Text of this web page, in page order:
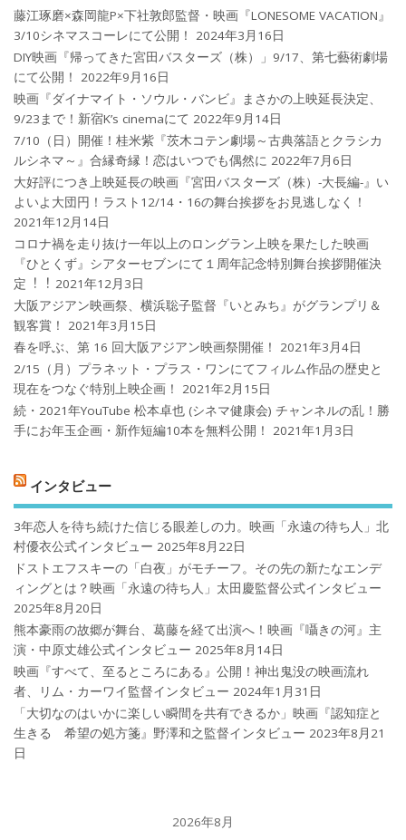
藤江琢磨×森岡龍P×下社敦郎監督・映画『LONESOME VACATION』
3/10シネマスコーレにて公開！
2024年3月16日
DIY映画『帰ってきた宮田バスターズ（株）」9/17、第七藝術劇場
にて公開！
2022年9月16日
映画『ダイナマイト・ソウル・バンビ』まさかの上映延長決定、
9/23まで！新宿K’s cinemaにて 2022年9月14日
7/10（日）開催！桂米紫『茨木コテン劇場～古典落語とクラシカ
ルシネマ～』合縁奇縁！恋はいつでも偶然に 2022年7月6日
大好評につき上映延長の映画『宮田バスターズ（株）-大長編-』い
よいよ大団円！ラスト12/14・16の舞台挨拶をお見逃しなく！
2021年12月14日
コロナ禍を⾛り抜け⼀年以上のロングラン上映を果たした映画
『ひとくず』シアターセブンにて１周年記念特別舞台挨拶開催決
定︕︕ 2021年12月3日
大阪アジアン映画祭、横浜聡子監督『いとみち』がグランプリ＆
観客賞！
2021年3月15日
春を呼ぶ、第 16 回大阪アジアン映画祭開催！
2021年3月4日
2/15（月）プラネット・プラス・ワンにてフィルム作品の歴史と
現在をつなぐ特別上映企画！
2021年2月15日
続・2021年YouTube 松本卓也 (シネマ健康会) チャンネルの乱！勝
手にお年玉企画・新作短編10本を無料公開！
2021年1月3日
インタビュー
3年恋人を待ち続けた信じる眼差しの力。映画「永遠の待ち人」北
村優衣公式インタビュー 2025年8月22日
ドストエフスキーの「白夜」がモチーフ。その先の新たなエンデ
ィングとは？映画「永遠の待ち人」太田慶監督公式インタビュー
2025年8月20日
熊本豪雨の故郷が舞台、葛藤を経て出演へ！映画『囁きの河』主
演・中原丈雄公式インタビュー 2025年8月14日
映画『すべて、至るところにある』公開！神出鬼没の映画流れ
者、リム・カーワイ監督インタビュー 2024年1月31日
「大切なのはいかに楽しい瞬間を共有できるか」映画『認知症と
生きる 希望の処方箋』野澤和之監督インタビュー 2023年8月21
日
2026年8月